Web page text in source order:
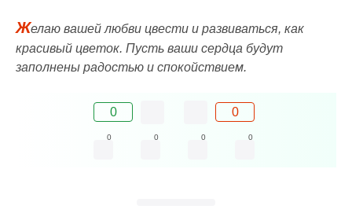
Желаю вашей любви цвести и развиваться, как
красивый цветок. Пусть ваши сердца будут
заполнены радостью и спокойствием.
0 0
0 0 0 0